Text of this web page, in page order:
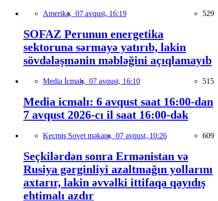
Amerika, 07 avqust, 16:19 529
SOFAZ Perunun energetika
sektoruna sərmayə yatırıb, lakin
sövdələşmənin məbləğini açıqlamayıb
Media İcmalı, 07 avqust, 16:10 515
Media icmalı: 6 avqust saat 16:00-dan
7 avqust 2026-cı il saat 16:00-dək
Keçmiş Sovet məkanı, 07 avqust, 10:26 609
Seçkilərdən sonra Ermənistan və
Rusiya gərginliyi azaltmağın yollarını
axtarır, lakin əvvəlki ittifaqa qayıdış
ehtimalı azdır